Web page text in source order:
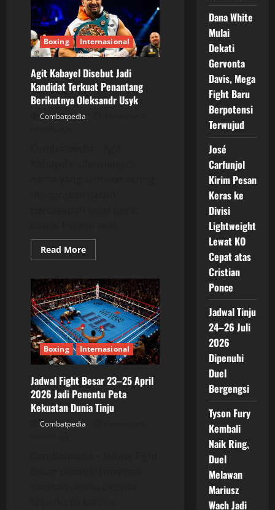
Masih
Mematikan!
Luis
Ortiz
Cetak
KO
Brutal
dan
Gegerkan
Dunia
Tinju
Boxing Internasional
Agit Kabayel Disebut Jadi
Kandidat Terkuat Penantang
Berikutnya Oleksandr Usyk
Combatpedia
Read MoreRead
more
Kabayel
Disebut
Jadi
Kandidat
Terkuat
Penantang
Berikutnya
Oleksandr
Usyk
Boxing Internasional
Jadwal Fight Besar 23–25 April
2026 Jadi Penentu Peta
Kekuatan Dunia Tinju
Combatpedia
Dana White
Mulai
Dekati
Gervonta
Davis, Mega
Fight Baru
Berpotensi
Terwujud
José
Carfunjol
Kirim Pesan
Keras ke
Divisi
Lightweight
Lewat KO
Cepat atas
Cristian
Ponce
Jadwal Tinju
24–26 Juli
2026
Dipenuhi
Duel
Bergengsi
Tyson Fury
Kembali
Naik Ring,
Duel
Melawan
Mariusz
Wach Jadi